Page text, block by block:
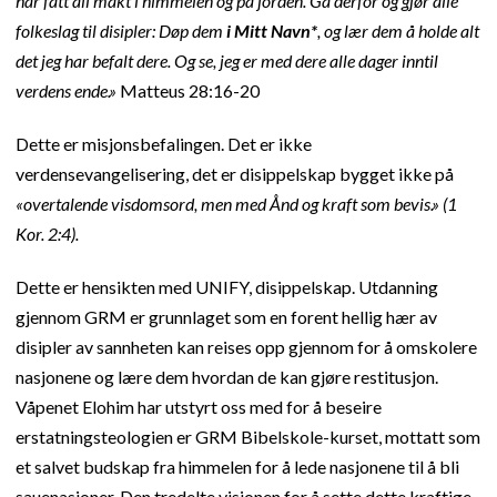
folkeslag til disipler: Døp dem i Mitt Navn* , og lær dem å holde alt
det jeg har befalt dere. Og se, jeg er med dere alle dager inntil
verdens ende.» Matteus 28:16-20
Dette er misjonsbefalingen. Det er ikke
verdensevangelisering, det er disippelskap bygget ikke på
«overtalende visdomsord, men med Ånd og kraft som bevis.» (1
Kor. 2:4).
Dette er hensikten med UNIFY, disippelskap. Utdanning
gjennom GRM er grunnlaget som en forent hellig hær av
disipler av sannheten kan reises opp gjennom for å omskolere
nasjonene og lære dem hvordan de kan gjøre restitusjon.
Våpenet Elohim har utstyrt oss med for å beseire
erstatningsteologien er GRM Bibelskole-kurset, mottatt som
et salvet budskap fra himmelen for å lede nasjonene til å bli